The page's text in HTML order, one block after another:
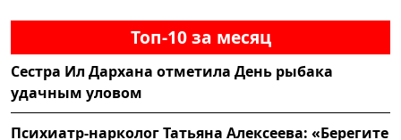
Топ-10 за месяц
Сестра Ил Дархана отметила День рыбака
удачным уловом
Психиатр-нарколог Татьяна Алексеева: «Берегите